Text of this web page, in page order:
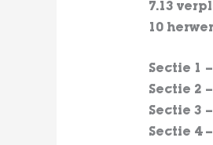
7.13
10
Sectie 1
Sectie 2
Sectie 3
Sectie 4